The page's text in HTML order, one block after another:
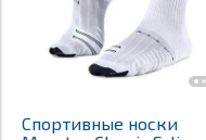
Спортивные носки